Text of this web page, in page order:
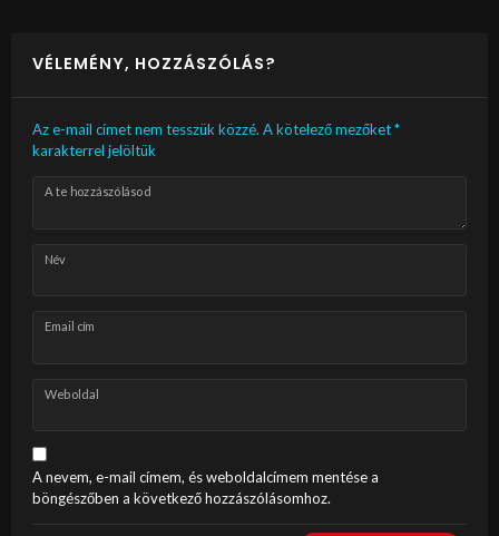
VÉLEMÉNY, HOZZÁSZÓLÁS?
Az e-mail címet nem tesszük közzé. A kötelező mezőket*
karakterrel jelöltük
A te hozzászólásod
Név
Email cím
Weboldal
A nevem, e-mail címem, és weboldalcímem mentése a
böngészőben a következő hozzászólásomhoz.